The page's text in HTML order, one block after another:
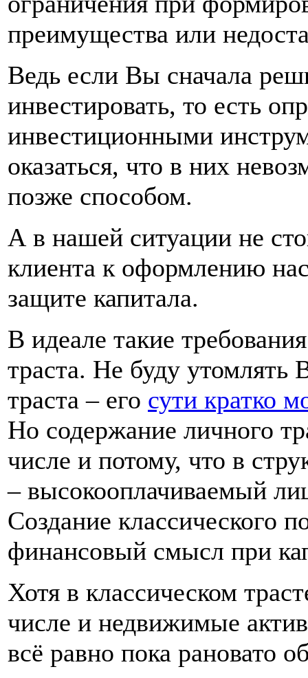
преимущества или
Ведь если Вы сначала
инвестировать, то есть
инвестиционными
оказаться, что в них
позже способом.
А в нашей ситуации не
клиента к оформлению
защите капитала.
В идеале такие
траста. Не буду утомлять
траста – его сути кратко
Но содержание личного
числе и потому, что в
– высокооплачиваемый
Создание классического
финансовый смысл при
Хотя в классическом
числе и недвижимые
всё равно пока рановато